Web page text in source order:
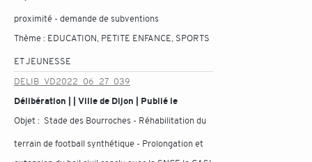
proximité - demande de subventions
Thème : EDUCATION, PETITE ENFANCE, SPORTS
ET JEUNESSE
DELIB_VD2022_06_27_039
Délibération | | Ville de Dijon | Publié le
Objet : Stade des Bourroches - Réhabilitation du
terrain de football synthétique - Prolongation et